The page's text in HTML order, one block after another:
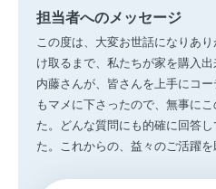
担当者へのメッセージ
この度は、大変お世話になりあ
け取るまで、私たちが家を購入出
内藤さんが、皆さんを上手にコ
もマメに下さったので、無事に
た。どんな質問にも的確に回答
た。これからの、益々のご活躍を